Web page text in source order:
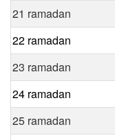
21 ramadan
22 ramadan
23 ramadan
24 ramadan
25 ramadan